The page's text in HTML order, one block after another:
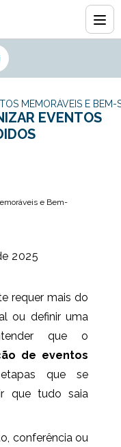
MEMORÁVEIS E BEM-
EVENTOS
2025
requer mais do
ou definir uma
que o
de eventos
que se
que tudo saia
conferência ou